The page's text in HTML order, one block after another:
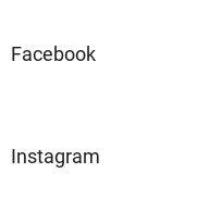
Facebook
Instagram